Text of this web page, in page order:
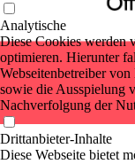
Analytische
Diese Cookies werden
optimieren. Hierunter
Webseitenbetreiber
sowie die Ausspielung
Nachverfolgung der
Drittanbieter-Inhalte
Diese Webseite bietet